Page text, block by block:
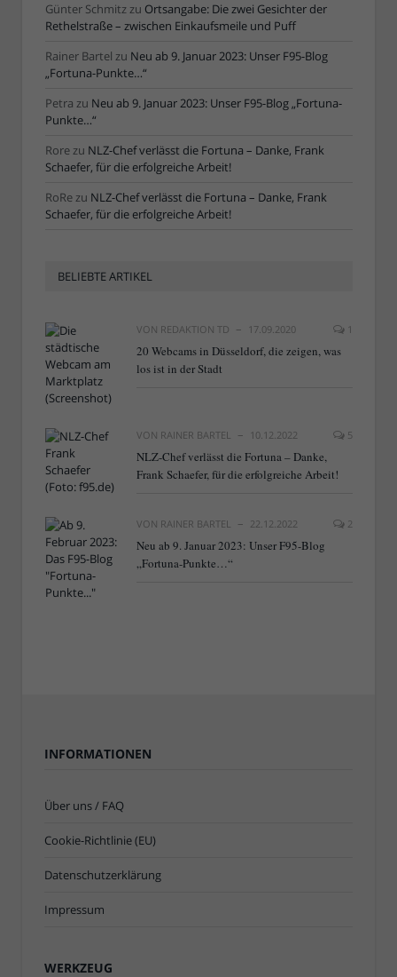
Günter Schmitzzu Ortsangabe: Die zwei Gesichter der
Rethelstraße – zwischen Einkaufsmeile und Puff
Rainer Bartel zu Neu ab 9. Januar 2023: Unser F95-Blog
„Fortuna-Punkte…“
Petra zu Neu ab 9. Januar 2023: Unser F95-Blog „Fortuna-
Punkte…“
Rorezu NLZ-Chef verlässt die Fortuna – Danke, Frank
Schaefer, für die erfolgreiche Arbeit!
RoRezu NLZ-Chef verlässt die Fortuna – Danke, Frank
Schaefer, für die erfolgreiche Arbeit!
BELIEBTE ARTIKEL
VON REDAKTION TD 17.09.2020 1
20 Webcams in Düsseldorf, die zeigen, was
los ist in der Stadt
VON RAINER BARTEL 10.12.2022 5
NLZ-Chef verlässt die Fortuna – Danke,
Frank Schaefer, für die erfolgreiche Arbeit!
VON RAINER BARTEL 22.12.2022 2
Neu ab 9. Januar 2023: Unser F95-Blog
„Fortuna-Punkte…“
INFORMATIONEN
Über uns / FAQ
Cookie-Richtlinie (EU)
Datenschutzerklärung
Impressum
WERKZEUG